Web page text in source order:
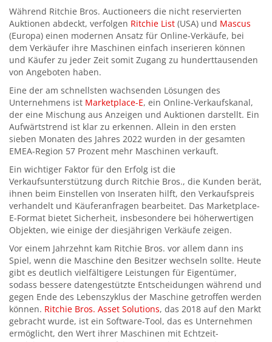
Während Ritchie Bros. Auctioneers die nicht reservierten
Auktionen abdeckt, verfolgen Ritchie List (USA) und Mascus
(Europa) einen modernen Ansatz für Online-Verkäufe, bei
dem Verkäufer ihre Maschinen einfach inserieren können
und Käufer zu jeder Zeit somit Zugang zu hunderttausenden
von Angeboten haben.
Eine der am schnellsten wachsenden Lösungen des
Unternehmens ist Marketplace-E, ein Online-Verkaufskanal,
der eine Mischung aus Anzeigen und Auktionen darstellt. Ein
Aufwärtstrend ist klar zu erkennen. Allein in den ersten
sieben Monaten des Jahres 2022 wurden in der gesamten
EMEA-Region 57 Prozent mehr Maschinen verkauft.
Ein wichtiger Faktor für den Erfolg ist die
Verkaufsunterstützung durch Ritchie Bros., die Kunden berät,
ihnen beim Einstellen von Inseraten hilft, den Verkaufspreis
verhandelt und Käuferanfragen bearbeitet. Das Marketplace-
E-Format bietet Sicherheit, insbesondere bei höherwertigen
Objekten, wie einige der diesjährigen Verkäufe zeigen.
Vor einem Jahrzehnt kam Ritchie Bros. vor allem dann ins
Spiel, wenn die Maschine den Besitzer wechseln sollte. Heute
gibt es deutlich vielfältigere Leistungen für Eigentümer,
sodass bessere datengestützte Entscheidungen während und
gegen Ende des Lebenszyklus der Maschine getroffen werden
können. Ritchie Bros. Asset Solutions, das 2018 auf den Markt
gebracht wurde, ist ein Software-Tool, das es Unternehmen
ermöglicht, den Wert ihrer Maschinen mit Echtzeit-